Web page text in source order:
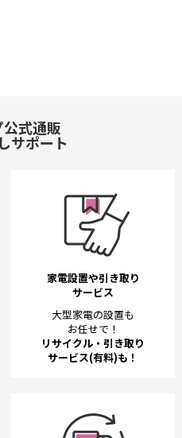
式通販
サポート
家電設置や引き取り
サービス
大型家電の設置も
お任せで！
リサイクル・引き取り
サービス(有料)も！